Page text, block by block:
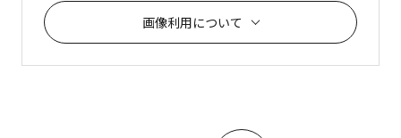
画像利用について